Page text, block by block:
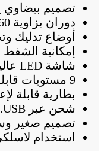
تصميم بيضاوي
دوران بزاوية 360 درجة.
أوضاع تدليك
إمكانية الشفط
شاشة LED عالية الوضوح.
9 مستويات قابلة للتعديل لكل وضع.
بطارية قابلة
شحن عبر USB.
تصميم صغير
استخدام